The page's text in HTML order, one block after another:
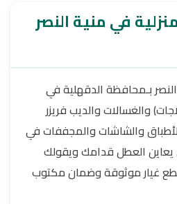
في منية النصر
بـمحافظة الدقهلية في
والغسالات والديب فريزر
والشاشات والمجففات في
يعاين العطل قدامك ويقولك
غيار موثوقة وضمان مكتوب